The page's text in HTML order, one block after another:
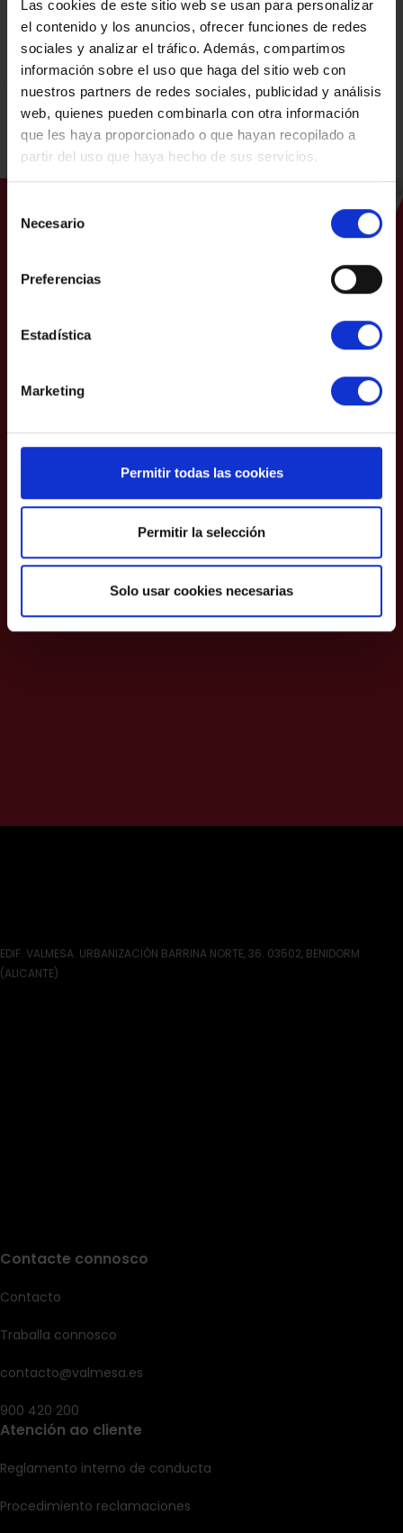
Las cookies de este sitio web se usan para personalizar
el contenido y los anuncios, ofrecer funciones de redes
sociales y analizar el tráfico. Además, compartimos
información sobre el uso que haga del sitio web con
nuestros partners de redes sociales, publicidad y análisis
web, quienes pueden combinarla con otra información
que les haya proporcionado o que hayan recopilado a
partir del uso que haya hecho de sus servicios.
Necesario
Preferencias
Estadística
Marketing
Permitir todas las cookies
Permitir la selección
Solo usar cookies necesarias
Lin e aceptoPolitica de privacidade
Tamén podes chamarnos a 900 420 200
talento, facer un esforzo,
mellor maneira.
EDIF. VALMESA. URBANIZACIÓN BARRINA NORTE, 36. 03502, BENIDORM
(ALICANTE)
Contacte connosco
Contacto
Traballa connosco
contacto@valmesa.es
900 420 200
Atención ao cliente
Reglamento interno de conducta
Procedimiento reclamaciones